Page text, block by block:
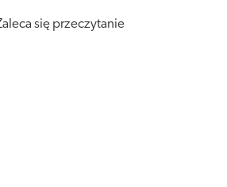
się przeczytanie